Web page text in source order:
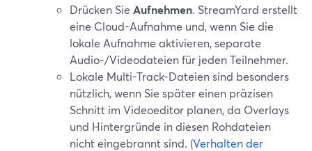
Drücken Sie Aufnehmen. StreamYard erstellt
eine Cloud-Aufnahme und, wenn Sie die
lokale Aufnahme aktivieren, separate
Audio-/Videodateien für jeden Teilnehmer.
Lokale Multi-Track-Dateien sind besonders
nützlich, wenn Sie später einen präzisen
Schnitt im Videoeditor planen, da Overlays
und Hintergründe in diesen Rohdateien
nicht eingebrannt sind. (Verhalten der